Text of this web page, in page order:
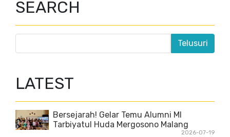
SEARCH
LATEST
Bersejarah! Gelar Temu Alumni MI
Tarbiyatul Huda Mergosono Malang
2026-07-19